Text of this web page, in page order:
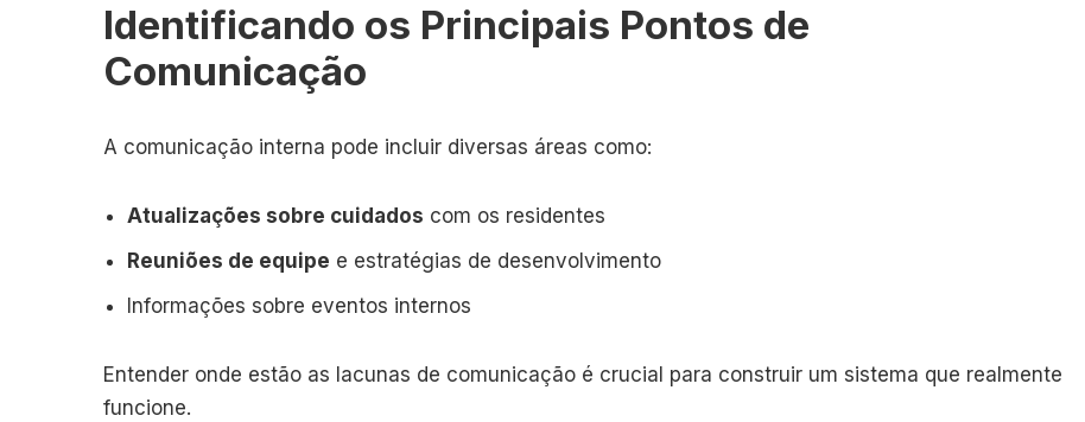
Identificando os Principais Pontos de
Comunicação
A comunicação interna pode incluir diversas áreas como:
Atualizações sobre cuidados com os residentes
Reuniões de equipe e estratégias de desenvolvimento
Informações sobre eventos internos
Entender onde estão as lacunas de comunicação é crucial para construir um sistema que realmente
funcione.